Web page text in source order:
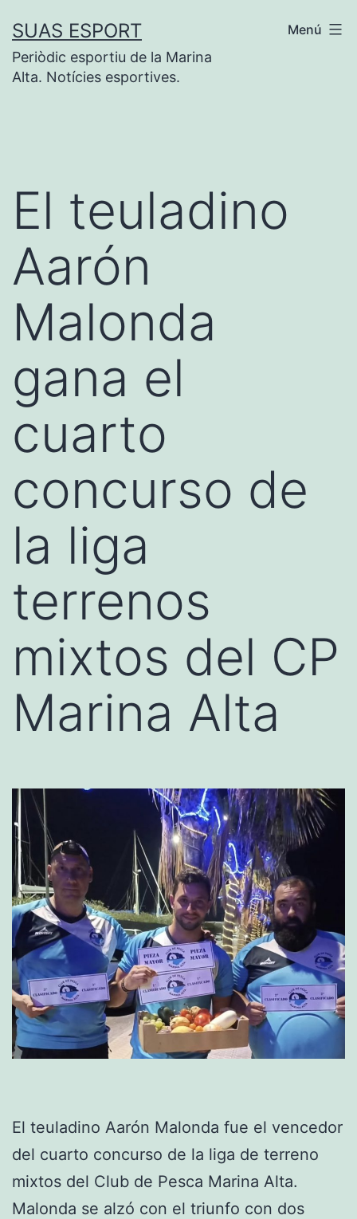
contenido
SUAS ESPORT
Periòdic esportiu de la Marina
Alta. Notícies esportives.
Menú
El teuladino
Aarón
Malonda
gana el
cuarto
concurso de
la liga
terrenos
mixtos del CP
Marina Alta
El teuladino Aarón Malonda fue el vencedor
del cuarto concurso de la liga de terreno
mixtos del Club de Pesca Marina Alta.
Malonda se alzó con el triunfo con dos